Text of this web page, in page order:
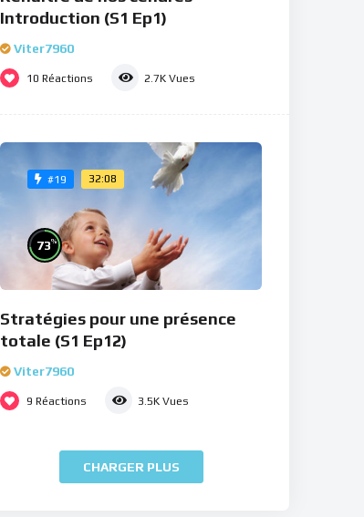
Introduction (S1 Ep1)
Viter7960
10 Réactions 2.7K Vues
#19 32:08
73%
Stratégies pour une présence
totale (S1 Ep12)
Viter7960
9 Réactions 3.5K Vues
CHARGER PLUS